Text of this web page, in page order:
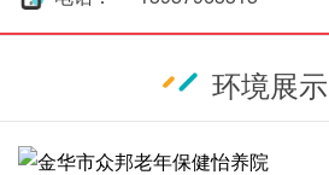
环境展示